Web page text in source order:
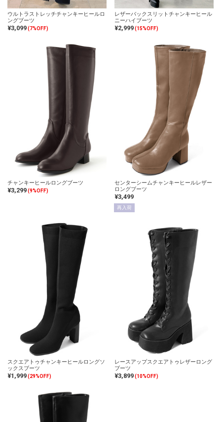
ウルトラストレッチチャンキーヒールロ
ングブーツ
¥3,099(7%OFF)
レザーバックスリットチャンキーヒール
ニーハイブーツ
¥2,999(15%OFF)
チャンキーヒールロングブーツ
¥3,299(9%OFF)
センターシームチャンキーヒールレザー
ロングブーツ
¥3,499
再入荷
スクエアトゥチャンキーヒールロングソ
ックスブーツ
¥1,999(29%OFF)
レースアップスクエアトゥレザーロング
ブーツ
¥3,899(10%OFF)